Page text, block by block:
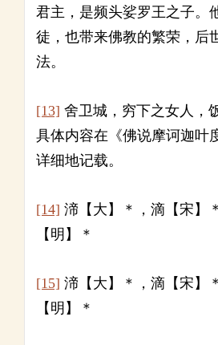
君主，是频头娑罗王之子。
徒，也带来佛教的繁荣，后
法。
[13] 舍卫城，穷下之女人，
具体内容在《佛说摩诃迦叶
详细地记载。
[14] 渧【大】＊，滴【宋】
【明】＊
[15] 渧【大】＊，滴【宋】
【明】＊